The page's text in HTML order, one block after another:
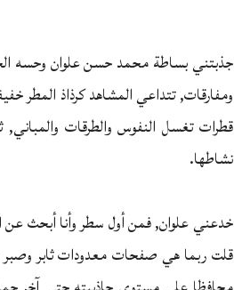
جذبتني بساطة محمد حسن علوان وحسه
ومفارقات‏,‏ تتداعي المشاهد كرذاذ المطر
قطرات تغسل النفوس والطرقات
نشاطها.
خدعني علوان, فمن أول سطر وأنا أبحث عن
قلت ربما هي صفحات معدودات ثابر